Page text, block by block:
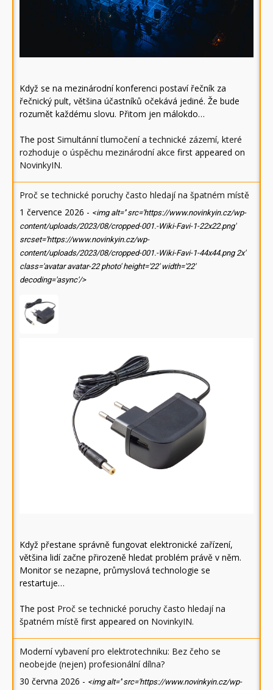
Když se na mezinárodní konferenci postaví řečník za
řečnický pult, většina účastníků očekává jediné. Že bude
rozumět každému slovu. Přitom jen málokdo…
The post Simultánní tlumočení a technické zázemí, které
rozhoduje o úspěchu mezinárodní akce first appeared on
NovinkyIN.
Proč se technické poruchy často hledají na špatném místě
1 července 2026 - <img alt='' src='https://www.novinkyin.cz/wp-
content/uploads/2023/08/cropped-001.-Wiki-Favi-1-22x22.png'
srcset='https://www.novinkyin.cz/wp-
content/uploads/2023/08/cropped-001.-Wiki-Favi-1-44x44.png 2x'
class='avatar avatar-22 photo' height='22' width='22'
decoding='async'/>
Když přestane správně fungovat elektronické zařízení,
většina lidí začne přirozeně hledat problém právě v něm.
Monitor se nezapne, průmyslová technologie se
restartuje…
The post Proč se technické poruchy často hledají na
špatném místě first appeared on NovinkyIN.
Moderní vybavení pro elektrotechniku: Bez čeho se
neobejde (nejen) profesionální dílna?
30 června 2026 - <img alt='' src='https://www.novinkyin.cz/wp-